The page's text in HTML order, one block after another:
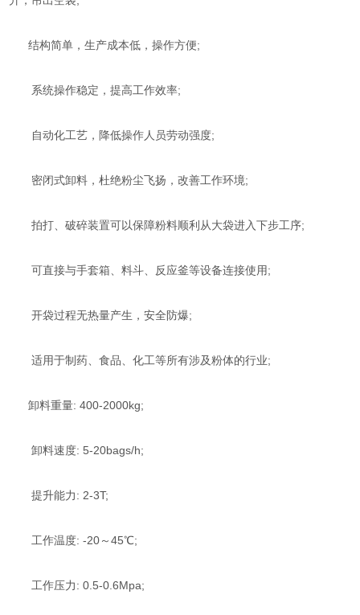
结构简单，生产成本低，操作方便;
系统操作稳定，提高工作效率;
自动化工艺，降低操作人员劳动强度;
密闭式卸料，杜绝粉尘飞扬，改善工作环境;
拍打、破碎装置可以保障粉料顺利从大袋进入下步工序;
可直接与手套箱、料斗、反应釜等设备连接使用;
开袋过程无热量产生，安全防爆;
适用于制药、食品、化工等所有涉及粉体的行业;
卸料重量: 400-2000kg;
卸料速度: 5-20bags/h;
提升能力: 2-3T;
工作温度: -20～45℃;
工作压力: 0.5-0.6Mpa;